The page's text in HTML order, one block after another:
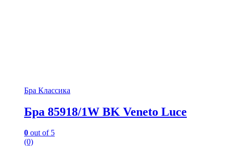
Бра Классика
Бра 85918/1W BK Veneto Luce
0 out of 5
(0)